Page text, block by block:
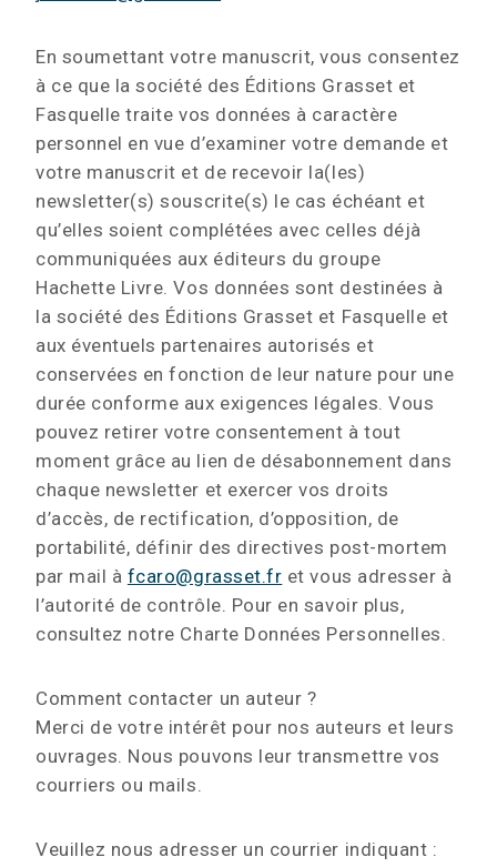
En soumettant votre manuscrit, vous consentez
à ce que la société des Éditions Grasset et
Fasquelle traite vos données à caractère
personnel en vue d’examiner votre demande et
votre manuscrit et de recevoir la(les)
newsletter(s) souscrite(s) le cas échéant et
qu’elles soient complétées avec celles déjà
communiquées aux éditeurs du groupe
Hachette Livre. Vos données sont destinées à
la société des Éditions Grasset et Fasquelle et
aux éventuels partenaires autorisés et
conservées en fonction de leur nature pour une
durée conforme aux exigences légales. Vous
pouvez retirer votre consentement à tout
moment grâce au lien de désabonnement dans
chaque newsletter et exercer vos droits
d’accès, de rectification, d’opposition, de
portabilité, définir des directives post-mortem
par mail à fcaro@grasset.fr et vous adresser à
l’autorité de contrôle. Pour en savoir plus,
consultez notre Charte Données Personnelles.
Comment contacter un auteur ?
Merci de votre intérêt pour nos auteurs et leurs
ouvrages. Nous pouvons leur transmettre vos
courriers ou mails.
Veuillez nous adresser un courrier indiquant :